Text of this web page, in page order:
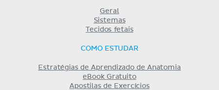
Geral
Sistemas
Tecidos fetais
COMO ESTUDAR
Estratégias de Aprendizado de Anatomia
eBook Gratuito
Apostilas de Exercícios